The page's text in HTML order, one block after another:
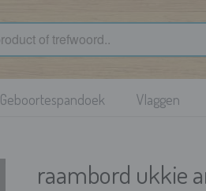
Geboortespandoek Vlaggen
raambord ukkie